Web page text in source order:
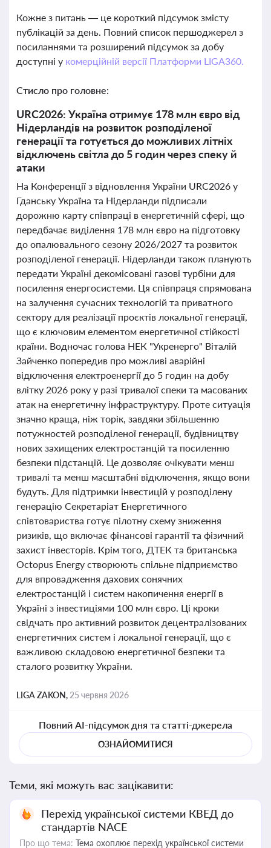
Кожне з питань — це короткий підсумок змісту
публікацій за день. Повний список першоджерел з
посиланнями та розширений підсумок за добу
доступні у комерційній версії Платформи LIGA360.
Стисло про головне:
URC2026: Україна отримує 178 млн євро від
Нідерландів на розвиток розподіленої
генерації та готується до можливих літніх
відключень світла до 5 годин через спеку й
атаки
На Конференції з відновлення України URC2026 у
Гданську Україна та Нідерланди підписали
дорожню карту співпраці в енергетичній сфері, що
передбачає виділення 178 млн євро на підготовку
до опалювального сезону 2026/2027 та розвиток
розподіленої генерації. Нідерланди також планують
передати Україні декомісовані газові турбіни для
посилення енергосистеми. Ця співпраця спрямована
на залучення сучасних технологій та приватного
сектору для реалізації проєктів локальної генерації,
що є ключовим елементом енергетичної стійкості
країни. Водночас голова НЕК "Укренерго" Віталій
Зайченко попередив про можливі аварійні
відключення електроенергії до 5 годин на добу
влітку 2026 року у разі тривалої спеки та масованих
атак на енергетичну інфраструктуру. Проте ситуація
значно краща, ніж торік, завдяки збільшенню
потужностей розподіленої генерації, будівництву
нових захищених електростанцій та посиленню
безпеки підстанцій. Це дозволяє очікувати менш
тривалі та менш масштабні відключення, якщо вони
будуть. Для підтримки інвестицій у розподілену
генерацію Секретаріат Енергетичного
співтовариства готує пілотну схему зниження
ризиків, що включає фінансові гарантії та фізичний
захист інвесторів. Крім того, ДТЕК та британська
Octopus Energy створюють спільне підприємство
для впровадження дахових сонячних
електростанцій і систем накопичення енергії в
Україні з інвестиціями 100 млн євро. Ці кроки
свідчать про активний розвиток децентралізованих
енергетичних систем і локальної генерації, що є
важливою складовою енергетичної безпеки та
сталого розвитку України.
LIGA ZAKON, 25 червня 2026
Повний AI-підсумок дня та статті-джерела
ОЗНАЙОМИТИСЯ
Теми, які можуть вас зацікавити:
Перехід української системи КВЕД до
стандартів NACE
Про що тема: Тема охоплює перехід української системи